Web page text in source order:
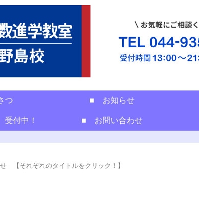
つ ■ お知らせ
付中！ ■ お問い合わせ
【それぞれのタイトルをクリック！】